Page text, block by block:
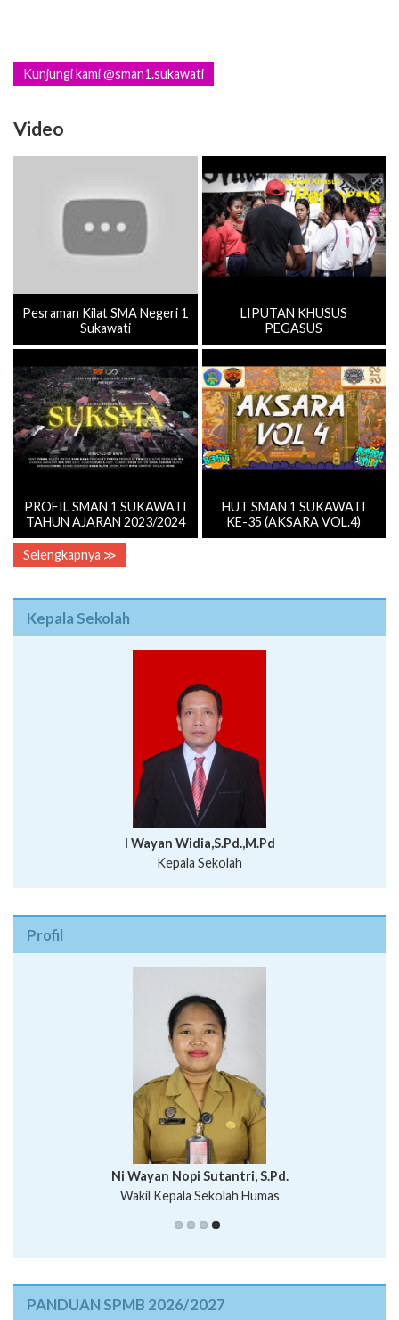
Kunjungi kami @sman1.sukawati
Video
Pesraman Kilat SMA Negeri 1
Sukawati
LIPUTAN KHUSUS
PEGASUS
PROFIL SMAN 1 SUKAWATI
TAHUN AJARAN 2023/2024
HUT SMAN 1 SUKAWATI
KE-35 (AKSARA VOL.4)
Selengkapnya ≫
Kepala Sekolah
I Wayan Widia,S.Pd.,M.Pd
Kepala Sekolah
Profil
Putu Suhartana, S.Pd.
I Wayan Bawa Parmita, S.Pd
I Wayan Gede Aditya Pratita, S.Pd., M.Sn
Ni Wayan Nopi Sutantri, S.Pd.
Wakil Kepala Sekolah Humas
PANDUAN SPMB 2026/2027